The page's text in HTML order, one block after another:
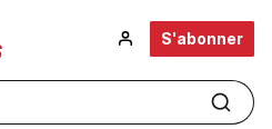
S'abonner